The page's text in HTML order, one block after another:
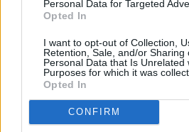
Personal Data for Targeted
Opted In
I want to opt-out of Collection,
Retention, Sale, and/or Sharing
Personal Data that Is Unrelated
Purposes for which it was
Opted In
CONFIRM
Πριν 6 ημέρες
Τρίτος στη σφαιροβολία στη
Ελλάδας–Κύπρου Κ18 ο